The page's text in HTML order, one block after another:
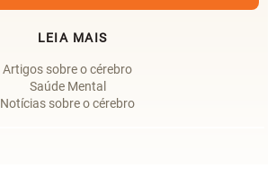
LEIA MAIS
Artigos sobre o cérebro
Saúde Mental
Notícias sobre o cérebro